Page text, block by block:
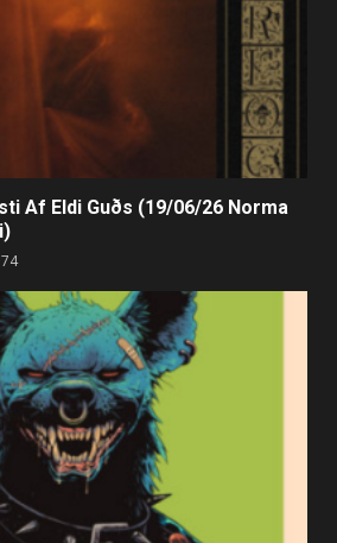
Af Eldi Guðs (19/06/26 Norma